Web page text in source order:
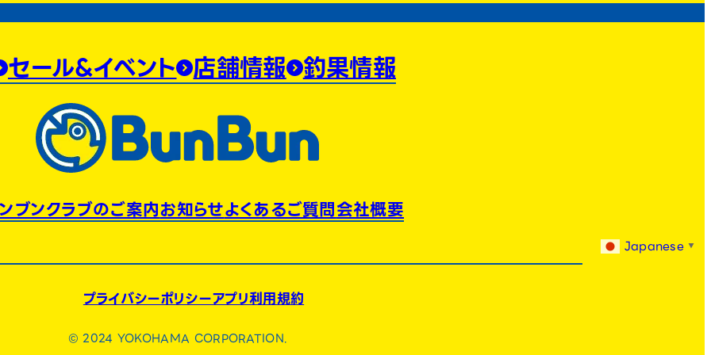
セール&イベント 店舗情報 釣果情報
ブンクラブのご案内お知らせよくあるご質問会社概要
プライバシーポリシーアプリ利用規約
© 2024 YOKOHAMA CORPORATION.
Japanese ▼